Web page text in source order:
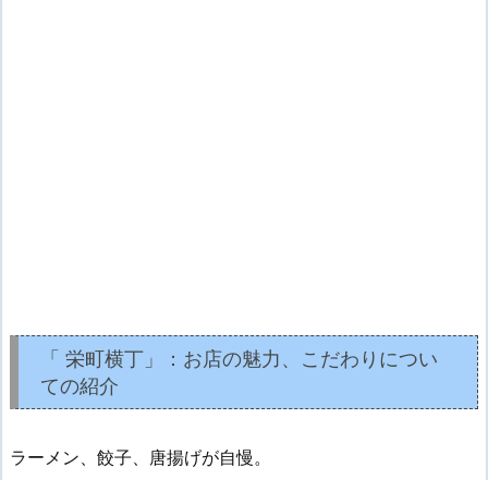
「 栄町横丁」：お店の魅力、こだわりについ
ての紹介
ラーメン、餃子、唐揚げが自慢。